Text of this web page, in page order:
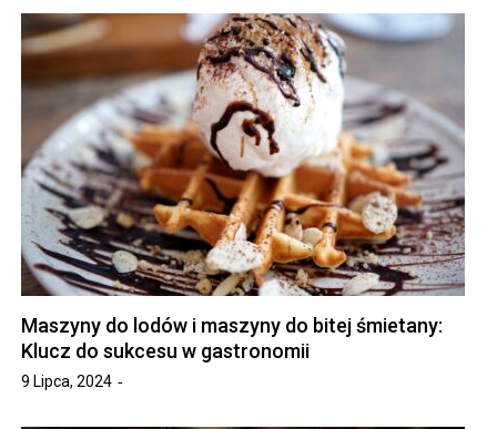
Maszyny do lodów i maszyny do bitej śmietany:
Klucz do sukcesu w gastronomii
9 Lipca, 2024